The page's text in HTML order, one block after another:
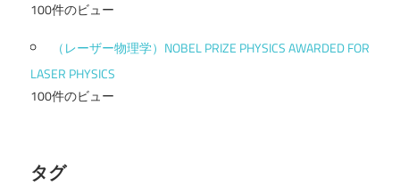
100件のビュー
（レーザー物理学）NOBEL PRIZE PHYSICS AWARDED FOR
LASER PHYSICS
100件のビュー
タグ